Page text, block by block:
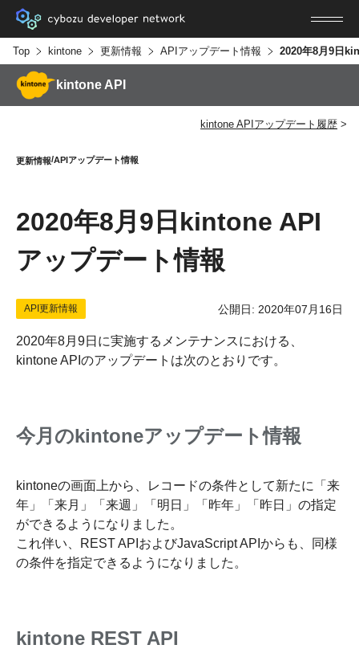
Top kintone 更新情報 APIアップデート情報
kintone API
kintone APIアップデート履歴
更新情報 APIアップデート情報
2020年8月9日kintone API
アップデート情報
API更新情報 公開日: 2020年07月16日
2020年8月9日に実施するメンテナンスにおける、
kintone APIのアップデートは次のとおりです。
今月のkintoneアップデート情報
kintoneの画面上から、レコードの条件として新たに「来
年」「来月」「来週」「明日」「昨年」「昨日」の指定
ができるようになりました。
これ伴い、REST APIおよびJavaScript APIからも、同様
の条件を指定できるようになりました。
kintone REST API